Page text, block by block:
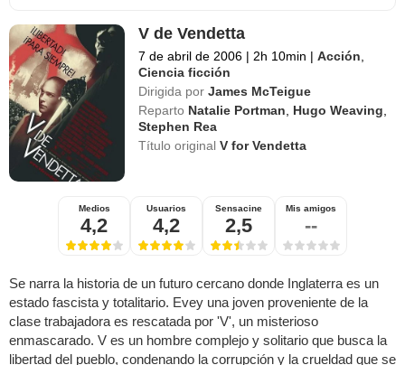
V de Vendetta
7 de abril de 2006 | 2h 10min | Acción,
Ciencia ficción
Dirigida por James McTeigue
Reparto Natalie Portman, Hugo Weaving,
Stephen Rea
Título originalV for Vendetta
Medios
4,2
Usuarios
4,2
Sensacine
2,5
Mis amigos
--
Se narra la historia de un futuro cercano donde Inglaterra es un
estado fascista y totalitario. Evey una joven proveniente de la
clase trabajadora es rescatada por 'V', un misterioso
enmascarado. V es un hombre complejo y solitario que busca la
libertad del pueblo, condenando la corrupción y la crueldad que se